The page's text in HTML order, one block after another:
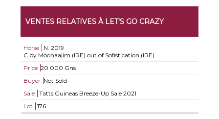
VENTES RELATIVES À LET'S GO CRAZY
Horse N. 2019
C by Moohaajim (IRE) out of Sofistication (IRE)
Price 20.000 Gns
Buyer Not Sold
Sale
Tatts Guineas Breeze-Up Sale 2021
Lot
176